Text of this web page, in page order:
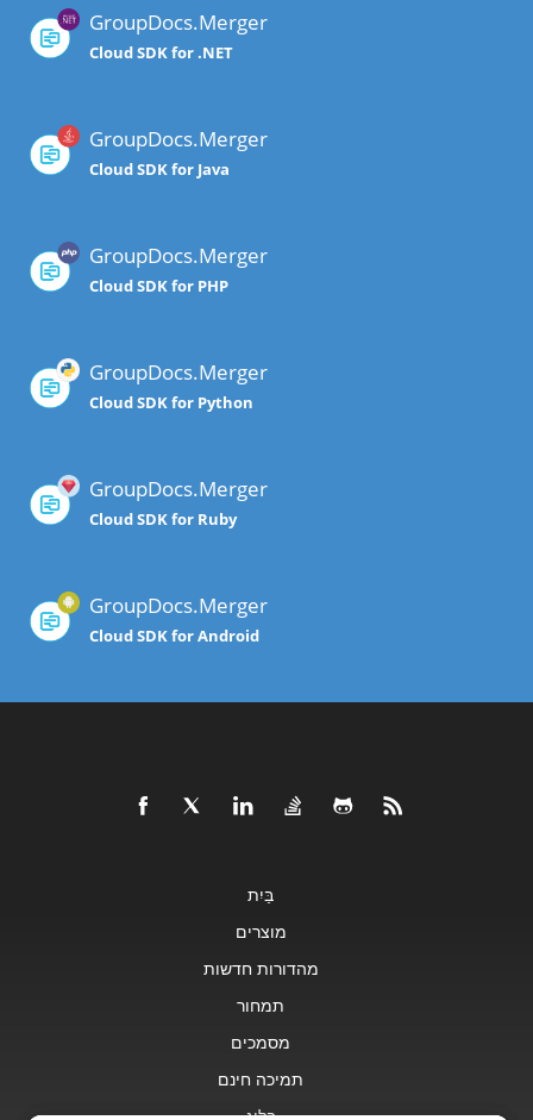
GroupDocs.Merger
Cloud SDK for .NET
GroupDocs.Merger
Cloud SDK for Java
GroupDocs.Merger
Cloud SDK for PHP
GroupDocs.Merger
Cloud SDK for Python
GroupDocs.Merger
Cloud SDK for Ruby
GroupDocs.Merger
Cloud SDK for Android
בַּיִת
מוצרים
מהדורות חדשות
תמחור
מסמכים
תמיכה חינם